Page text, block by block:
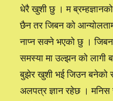
धेरै खुशी छु । म
छैन तर जिबन को
नाप्न सक्ने भएको छु ।
समस्या मा उल्झन को लागी
बुझेर खुशी भई जिउन बनेको
अलपत्र ज्ञान रहेछ ।